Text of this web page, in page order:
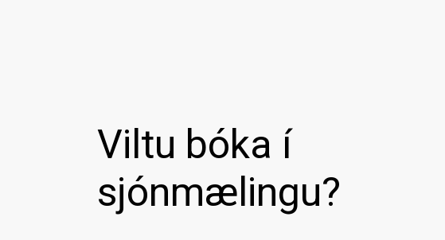
Viltu bóka í
sjónmælingu?